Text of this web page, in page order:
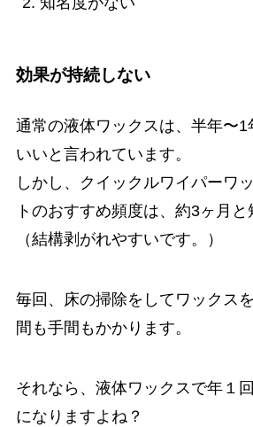
効果が持続しない
通常の液体ワックスは、半年〜
いいと言われています。
しかし、クイックルワイパーワ
トのおすすめ頻度は、約3ヶ月と
（結構剥がれやすいです。）
毎回、床の掃除をしてワックス
間も手間もかかります。
それなら、液体ワックスで年１
になりますよね？